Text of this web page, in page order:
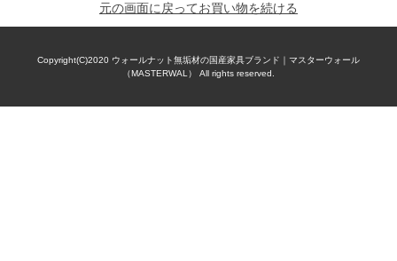
元の画面に戻ってお買い物を続ける
Copyright(C)2020 ウォールナット無垢材の国産家具ブランド｜マスターウォール
（MASTERWAL） All rights reserved.